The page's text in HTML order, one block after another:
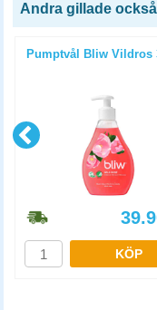
Andra gillade också
Pumptvål Bliw Vildros
KÖP